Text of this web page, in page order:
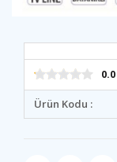
0.0
Ürün Kodu :